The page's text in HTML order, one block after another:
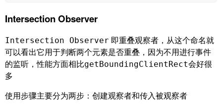
Intersection Observer
Intersection Observer 即重叠观察者，从这个命名就
可以看出它用于判断两个元素是否重叠，因为不用进行事件
的监听，性能方面相比getBoundingClientRect会好很
多
使用步骤主要分为两步：创建观察者和传入被观察者